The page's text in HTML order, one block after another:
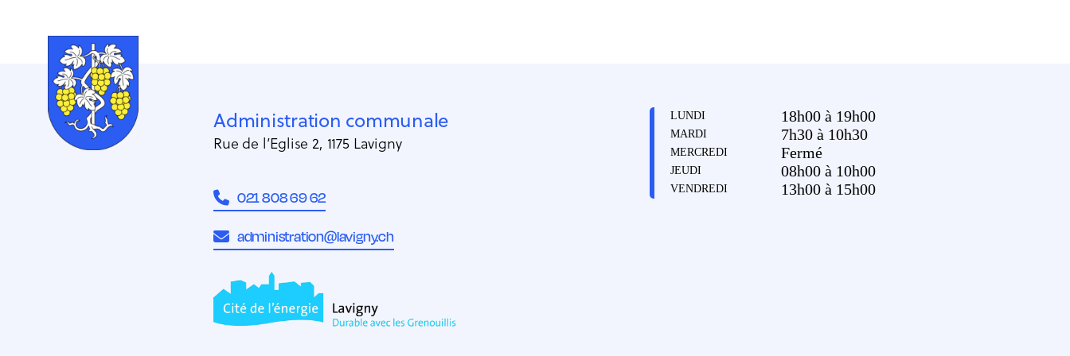
Administration communale
Rue de l’Eglise 2, 1175 Lavigny
021 808 69 62
administration@lavigny.ch
LUNDI 18h00 à 19h00
MARDI 7h30 à 10h30
MERCREDI Fermé
JEUDI 08h00 à 10h00
VENDREDI 13h00 à 15h00